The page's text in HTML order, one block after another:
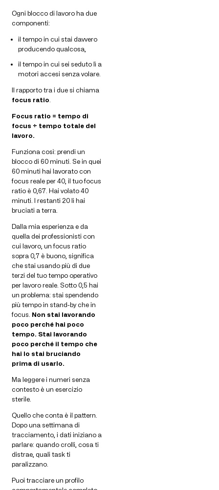
Ogni blocco di lavoro ha due
componenti:
il tempo in cui stai davvero
producendo qualcosa,
il tempo in cui sei seduto lì a
motori accesi senza volare.
Il rapporto tra i due si chiama
focus ratio
Focus ratio = tempo di
focus ÷ tempo totale del
lavoro.
Funziona così: prendi un
blocco di 60 minuti. Se in quei
60 minuti hai lavorato con
focus reale per 40, il tuo focus
ratio è 0,67. Hai volato 40
minuti. I restanti 20 li hai
bruciati a terra.
Dalla mia esperienza e da
quella dei professionisti con
cui lavoro, un focus ratio
sopra 0,7 è buono, significa
che stai usando più di due
terzi del tuo tempo operativo
per lavoro reale. Sotto 0,5 hai
un problema: stai spendendo
più tempo in stand-by che in
focus. Non stai lavorando
poco perché hai poco
tempo. Stai lavorando
poco perché il tempo che
hai lo stai bruciando
prima di usarlo.
Ma leggere i numeri senza
contesto è un esercizio
sterile.
Quello che conta è il pattern.
Dopo una settimana di
tracciamento, i dati iniziano a
parlare: quando crolli, cosa ti
distrae, quali task ti
paralizzano.
Puoi tracciare un profilo